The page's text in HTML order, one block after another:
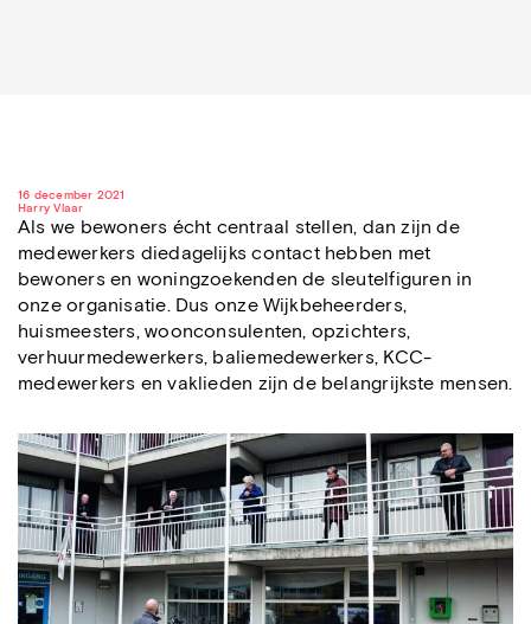
16 december 2021
Harry Vlaar
Als we bewoners écht centraal stellen, dan zijn de
medewerkers diedagelijks contact hebben met
bewoners en woningzoekenden de sleutelfiguren in
onze organisatie. Dus onze Wijkbeheerders,
huismeesters, woonconsulenten, opzichters,
verhuurmedewerkers, baliemedewerkers, KCC-
medewerkers en vaklieden zijn de belangrijkste mensen.